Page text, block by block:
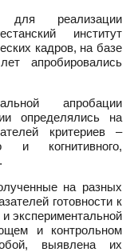
для реализации
институт
кадров, на базе
апробировались
апробации
определялись на
критериев –
и когнитивного,
на разных
готовности к
экспериментальной
и контрольном
выявлена их